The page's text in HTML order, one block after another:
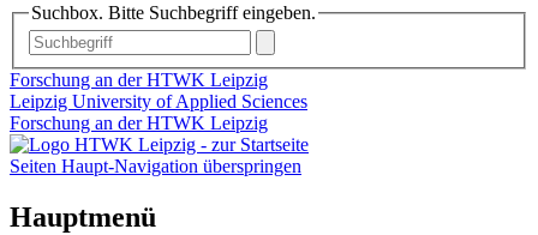
Suchbox. Bitte Suchbegriff eingeben.
Forschung an der HTWK Leipzig
Leipzig University of Applied Sciences
Forschung an der HTWK Leipzig
Seiten Haupt-Navigation überspringen
Hauptmenü